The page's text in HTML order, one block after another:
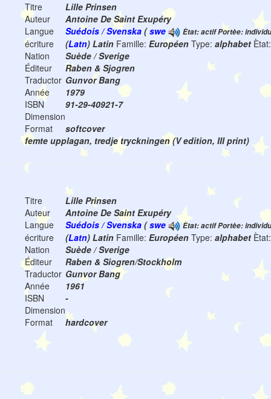
Titre
Lille Prinsen
Auteur
Antoine De Saint Exupéry
Langue
Suédois / Svenska (swe Ètat: actif Portèe:
écriture
(Latn) Latin Famille: Européen Type: alphabet Ètat:
Nation
Suède / Sverige
Éditeur
Raben & Sjogren
Traductor Gunvor Bang
Année
1979
ISBN
91-29-40921-7
Dimension
Format
softcover
femte upplagan, tredje tryckningen (V edition, III print)
Titre
Lille Prinsen
Auteur
Antoine De Saint Exupéry
Langue
Suédois / Svenska (swe Ètat: actif Portèe:
écriture
(Latn) Latin Famille: Européen Type: alphabet Ètat:
Nation
Suède / Sverige
Éditeur
Raben & Siogren/Stockholm
Traductor Gunvor Bang
Année
1961
ISBN
-
Dimension
Format
hardcover